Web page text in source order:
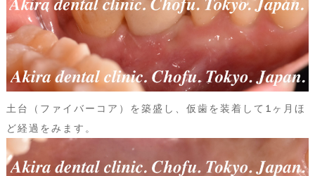
土台（ファイバーコア）を築盛し、仮歯を装着して1ヶ月ほ
ど経過をみます。